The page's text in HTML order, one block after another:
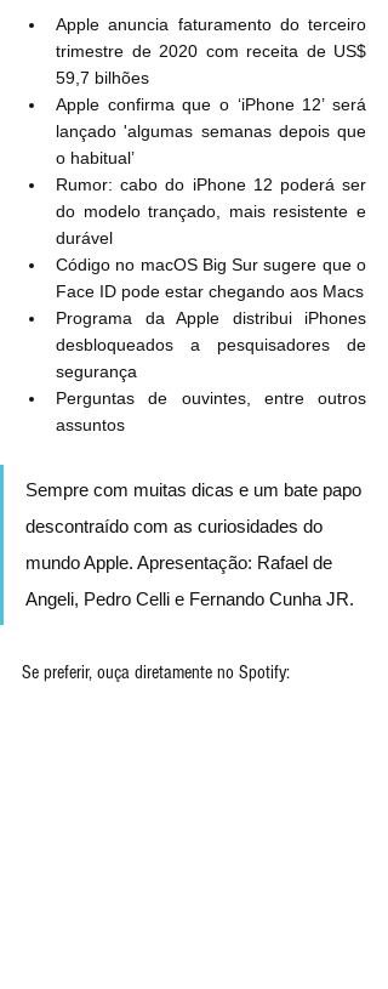
Apple anuncia faturamento do terceiro
trimestre de 2020 com receita de US$
59,7 bilhões
Apple confirma que o ‘iPhone 12’ será
lançado 'algumas semanas depois que
o habitual’
Rumor: cabo do iPhone 12 poderá ser
do modelo trançado, mais resistente e
durável
Código no macOS Big Sur sugere que o
Face ID pode estar chegando aos Macs
Programa da Apple distribui iPhones
desbloqueados a pesquisadores de
segurança
Perguntas de ouvintes, entre outros
assuntos
Sempre com muitas dicas e um bate papo
descontraído com as curiosidades do
mundo Apple. Apresentação: Rafael de
Angeli, Pedro Celli e Fernando Cunha JR.
Se preferir, ouça diretamente no Spotify: